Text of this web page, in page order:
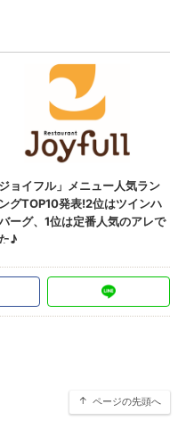
ページの先頭へ